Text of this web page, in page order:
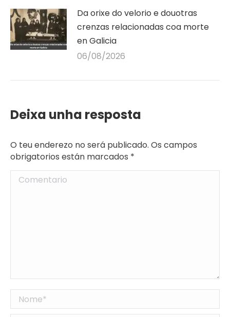
Da orixe do velorio e douotras
crenzas relacionadas coa morte
en Galicia
06/08/2026
Deixa unha resposta
O teu enderezo no será publicado. Os campos
obrigatorios están marcados *
Comentario
Nome *